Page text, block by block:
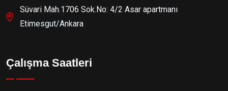
Süvari Mah.1706 Sok.No: 4/2 Asar apartmanı
Etimesgut/Ankara
Çalışma Saatleri